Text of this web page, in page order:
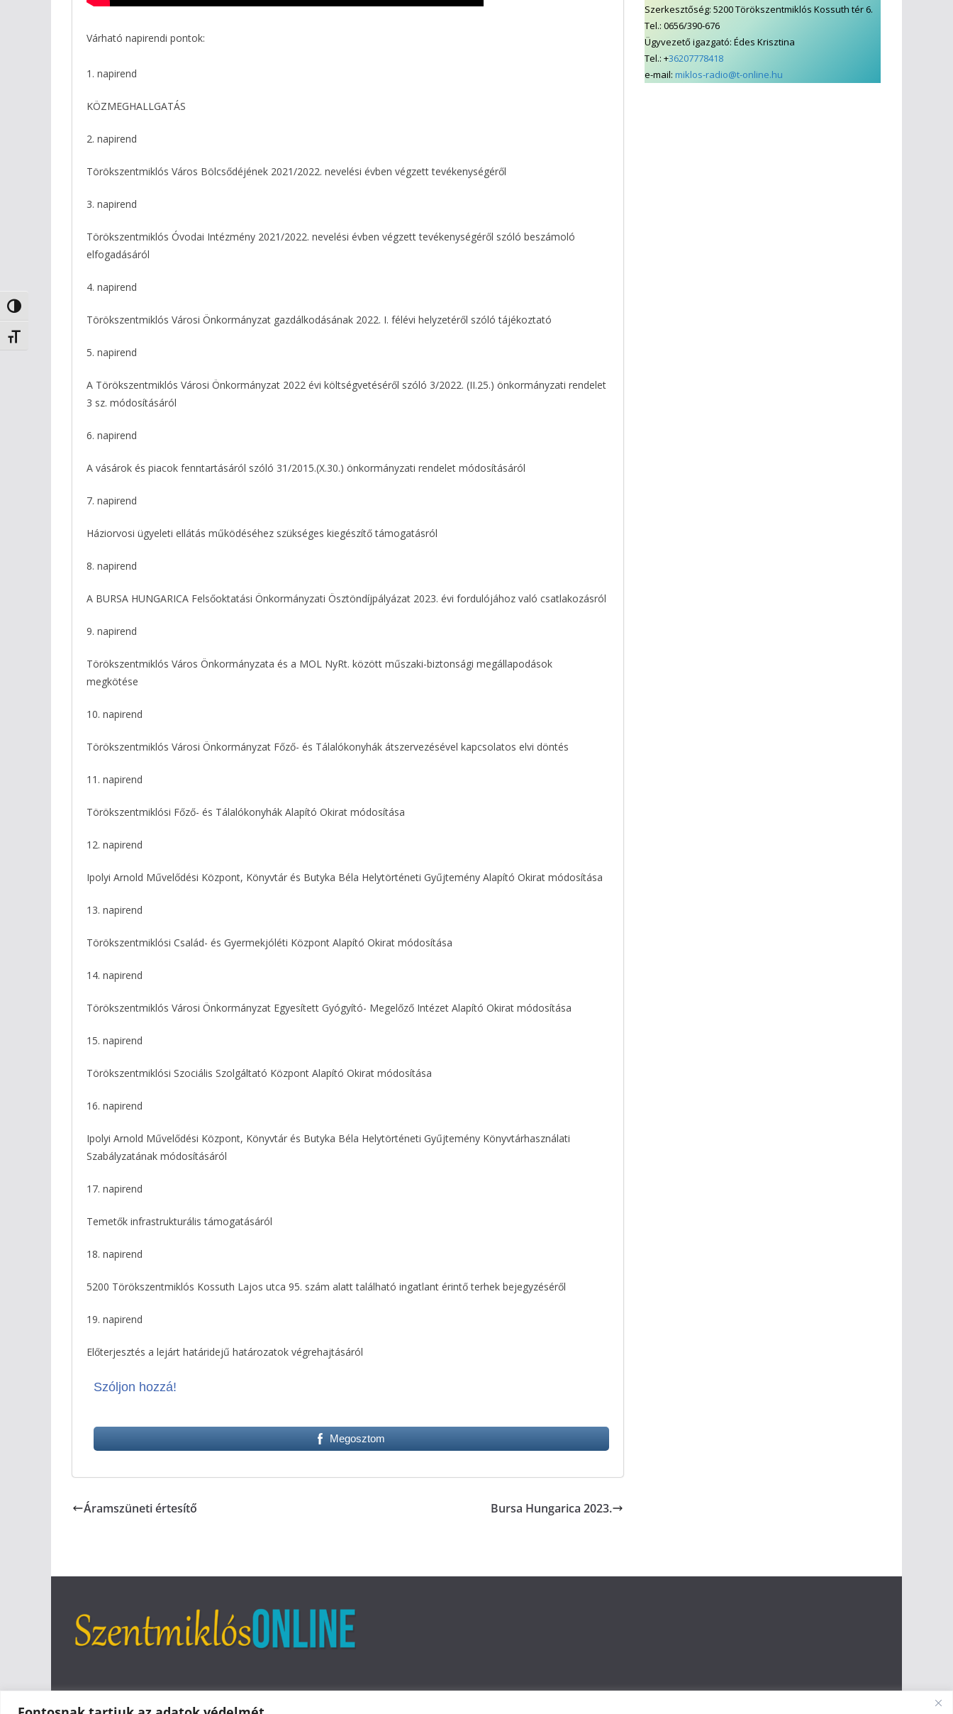
Nagy kontraszt váltása
Betűméret váltása
Várható napirendi pontok:
1. napirend
KÖZMEGHALLGATÁS
2. napirend
Törökszentmiklós Város Bölcsődéjének 2021/2022. nevelési évben végzett tevékenységéről
3. napirend
Törökszentmiklós Óvodai Intézmény 2021/2022. nevelési évben végzett tevékenységéről szóló beszámoló
elfogadásáról
4. napirend
Törökszentmiklós Városi Önkormányzat gazdálkodásának 2022. I. félévi helyzetéről szóló tájékoztató
5. napirend
A Törökszentmiklós Városi Önkormányzat 2022 évi költségvetéséről szóló 3/2022. (II.25.) önkormányzati rendelet
3 sz. módosításáról
6. napirend
A vásárok és piacok fenntartásáról szóló 31/2015.(X.30.) önkormányzati rendelet módosításáról
7. napirend
Háziorvosi ügyeleti ellátás működéséhez szükséges kiegészítő támogatásról
8. napirend
A BURSA HUNGARICA Felsőoktatási Önkormányzati Ösztöndíjpályázat 2023. évi fordulójához való csatlakozásról
9. napirend
Törökszentmiklós Város Önkormányzata és a MOL NyRt. között műszaki-biztonsági megállapodások
megkötése
10. napirend
Törökszentmiklós Városi Önkormányzat Főző- és Tálalókonyhák átszervezésével kapcsolatos elvi döntés
11. napirend
Törökszentmiklósi Főző- és Tálalókonyhák Alapító Okirat módosítása
12. napirend
Ipolyi Arnold Művelődési Központ, Könyvtár és Butyka Béla Helytörténeti Gyűjtemény Alapító Okirat módosítása
13. napirend
Törökszentmiklósi Család- és Gyermekjóléti Központ Alapító Okirat módosítása
14. napirend
Törökszentmiklós Városi Önkormányzat Egyesített Gyógyító- Megelőző Intézet Alapító Okirat módosítása
15. napirend
Törökszentmiklósi Szociális Szolgáltató Központ Alapító Okirat módosítása
16. napirend
Ipolyi Arnold Művelődési Központ, Könyvtár és Butyka Béla Helytörténeti Gyűjtemény Könyvtárhasználati
Szabályzatának módosításáról
17. napirend
Temetők infrastrukturális támogatásáról
18. napirend
5200 Törökszentmiklós Kossuth Lajos utca 95. szám alatt található ingatlant érintő terhek bejegyzéséről
19. napirend
Előterjesztés a lejárt határidejű határozatok végrehajtásáról
Szóljon hozzá!
Megosztom
Áramszüneti értesítő Bursa Hungarica 2023.
Szerkesztőség: 5200 Törökszentmiklós Kossuth tér 6.
Tel.: 0656/390-676
Ügyvezető igazgató: Édes Krisztina
Tel.: +36207778418
e-mail: miklos-radio@t-online.hu